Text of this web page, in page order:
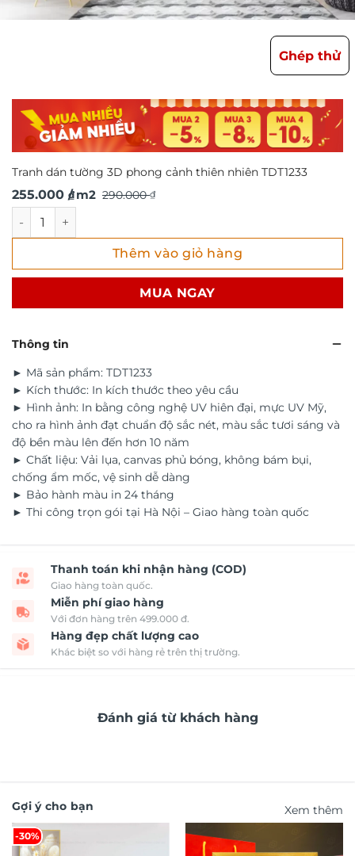
Ghép thử
Tranh dán tường 3D phong cảnh thiên nhiên TDT1233
290.000₫
Giá
là:
290.000 ₫.
255.000 ₫
Giá
tại
là:
/ m2
Tranh dán tường 3D phong cảnh thiên nhiên TDT1233 số
Thêm vào giỏ hàng
MUA NGAY
Thông tin
► Mã sản phẩm: TDT1233
► Kích thước: In kích thước theo yêu cầu
► Hình ảnh: In bằng công nghệ UV hiên đại, mực UV Mỹ,
cho ra hình ảnh đạt chuẩn độ sắc nét, màu sắc tươi sáng và
độ bền màu lên đến hơn 10 năm
► Chất liệu: Vải lụa, canvas phủ bóng, không bám bụi,
chống ẩm mốc, vệ sinh dễ dàng
► Bảo hành màu in 24 tháng
► Thi công trọn gói tại Hà Nội – Giao hàng toàn quốc
Thanh toán khi nhận hàng (COD)
Giao hàng toàn quốc.
Miễn phí giao hàng
Với đơn hàng trên 499.000 đ.
Hàng đẹp chất lượng cao
Khác biệt so với hàng rẻ trên thị trường.
Đánh giá từ khách hàng
Gợi ý cho bạn Xem thêm
-30%